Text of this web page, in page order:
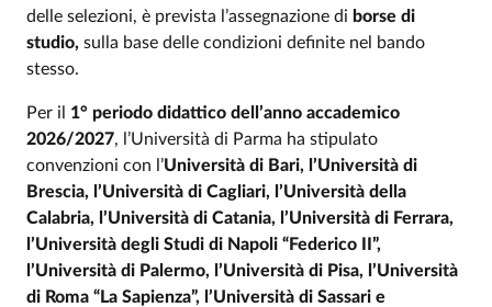
delle selezioni, è prevista l’assegnazione di borse di
studio, sulla base delle condizioni definite nel bando
stesso.
Per il 1° periodo didattico dell’anno accademico
2026/2027, l’Università di Parma ha stipulato
convenzioni con l’Università di Bari, l’Università di
Brescia, l’Università di Cagliari, l’Università della
Calabria, l’Università di Catania, l’Università di Ferrara,
l’Università degli Studi di Napoli “Federico II”,
l’Università di Palermo, l’Università di Pisa, l’Università
di Roma “La Sapienza”, l’Università di Sassari e